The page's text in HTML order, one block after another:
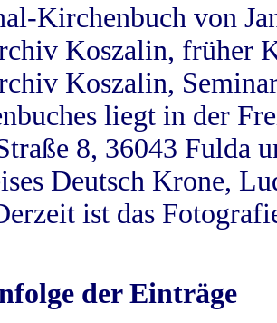
Kirchenbuch von
Koszalin, früher
Koszalin,
liegt in der
8, 36043 Fulda
Deutsch Krone,
ist das
der Einträge